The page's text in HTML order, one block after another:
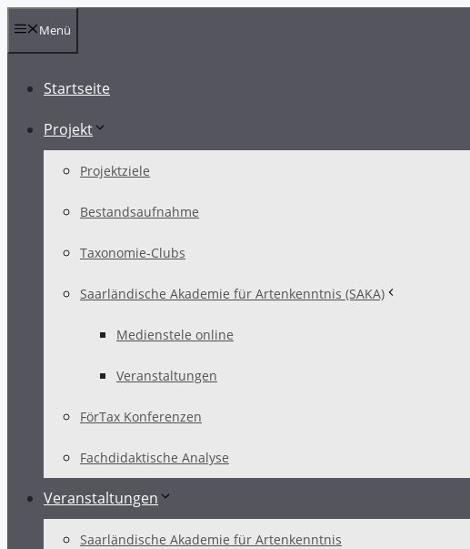
InhaltMenü
Startseite
Projekt
Projektziele
Bestandsaufnahme
Taxonomie-Clubs
Saarländische Akademie für Artenkenntnis (SAKA)
Medienstele online
Veranstaltungen
FörTax Konferenzen
Fachdidaktische Analyse
Veranstaltungen
Saarländische Akademie für Artenkenntnis